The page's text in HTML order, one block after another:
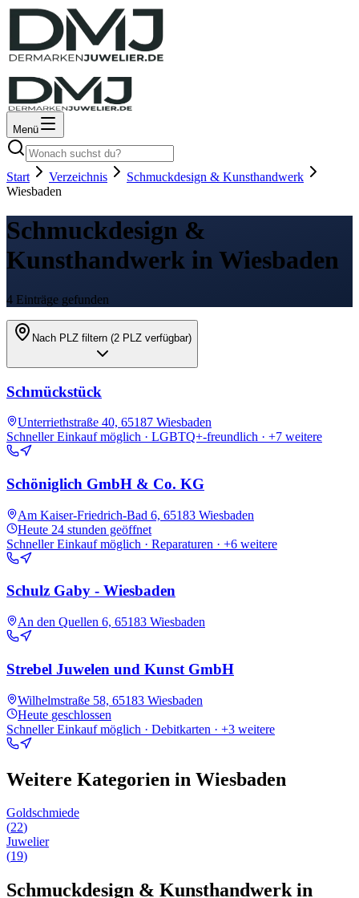
Menü
Start Verzeichnis
Schmuckdesign & Kunsthandwerk
Wiesbaden
Schmuckdesign &
Kunsthandwerk in Wiesbaden
4 Einträge gefunden
Nach PLZ filtern (2 PLZ verfügbar)
Schmückstück
Unterriethstraße 40, 65187 Wiesbaden
Schneller Einkauf möglich · LGBTQ+-freundlich · +7 weitere
Schöniglich GmbH & Co. KG
Am Kaiser-Friedrich-Bad 6, 65183 Wiesbaden
Heute 24 stunden geöffnet
Schneller Einkauf möglich · Reparaturen · +6 weitere
Schulz Gaby - Wiesbaden
An den Quellen 6, 65183 Wiesbaden
Strebel Juwelen und Kunst GmbH
Wilhelmstraße 58, 65183 Wiesbaden
Heute geschlossen
Schneller Einkauf möglich · Debitkarten · +3 weitere
Weitere Kategorien in Wiesbaden
Goldschmiede
(22)
Juwelier
(19)
Schmuckdesign & Kunsthandwerkin